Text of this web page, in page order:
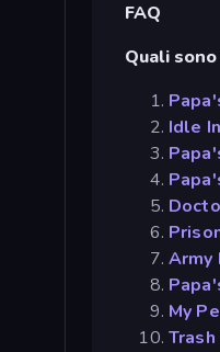
FAQ
Quali
Idle
Army
My